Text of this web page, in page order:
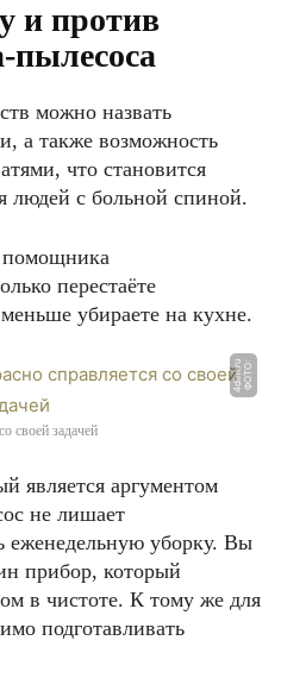
и против
пылесоса
можно назвать
а также возможность
что становится
людей с больной спиной.
помощника
перестаёте
убираете на кухне.
Ф
О
Т
О:
4
di
m.
r
u
своей задачей
является аргументом
не лишает
еженедельную уборку. Вы
прибор, который
в чистоте. К тому же для
подготавливать